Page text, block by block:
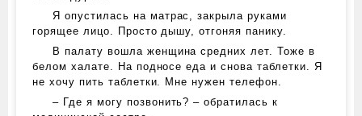
Я опустилась на матрас, закрыла руками
горящее лицо. Просто дышу, отгоняя панику.
В палату вошла женщина средних лет. Тоже в
белом халате. На подносе еда и снова таблетки. Я
не хочу пить таблетки. Мне нужен телефон.
– Где я могу позвонить? – обратилась к